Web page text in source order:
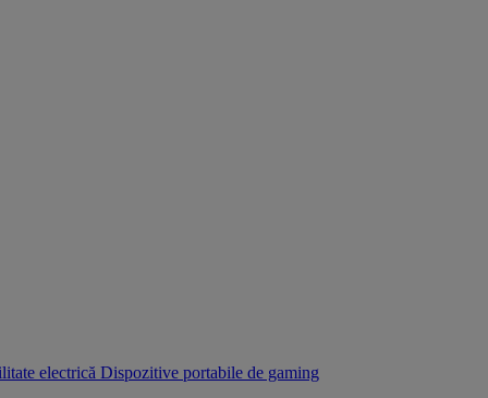
electrică Dispozitive portabile de gaming